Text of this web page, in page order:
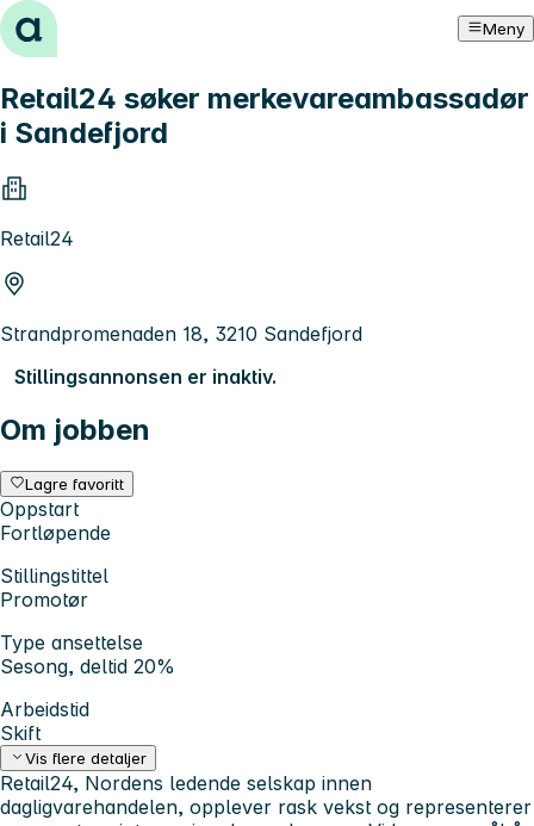
Hopp til innhold Meny
Retail24 søker merkevareambassadør
i Sandefjord
Retail24
Strandpromenaden 18, 3210 Sandefjord
Stillingsannonsen er inaktiv.
Om jobben
Lagre favoritt
Oppstart
Fortløpende
Stillingstittel
Promotør
Type ansettelse
Sesong, deltid 20%
Arbeidstid
Skift
Vis flere detaljer
Retail24, Nordens ledende selskap innen
dagligvarehandelen, opplever rask vekst og representerer